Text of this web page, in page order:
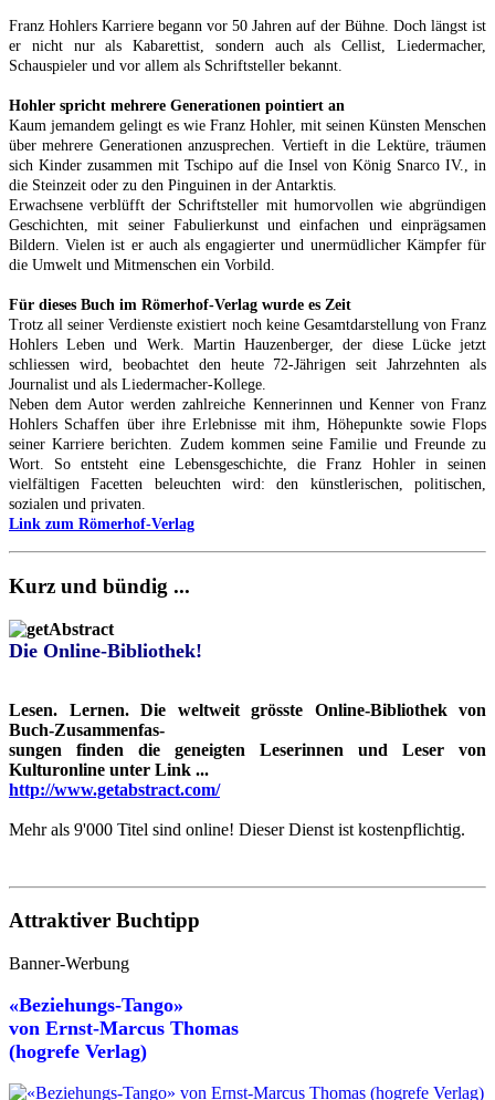
Franz Hohlers Karriere begann vor 50 Jahren auf der Bühne. Doch längst ist
er nicht nur als Kabarettist, sondern auch als Cellist, Liedermacher,
Schauspieler und vor allem als Schriftsteller bekannt.
Hohler spricht mehrere Generationen pointiert an
Kaum jemandem gelingt es wie Franz Hohler, mit seinen Künsten Menschen
über mehrere Generationen anzusprechen. Vertieft in die Lektüre, träumen
sich Kinder zusammen mit Tschipo auf die Insel von König Snarco IV., in
die Steinzeit oder zu den Pinguinen in der Antarktis.
Erwachsene verblüfft der Schriftsteller mit humorvollen wie abgründigen
Geschichten, mit seiner Fabulierkunst und einfachen und einprägsamen
Bildern. Vielen ist er auch als engagierter und unermüdlicher Kämpfer für
die Umwelt und Mitmenschen ein Vorbild.
Für dieses Buch im Römerhof-Verlag wurde es Zeit
Trotz all seiner Verdienste existiert noch keine Gesamtdarstellung von Franz
Hohlers Leben und Werk. Martin Hauzenberger, der diese Lücke jetzt
schliessen wird, beobachtet den heute 72-Jährigen seit Jahrzehnten als
Journalist und als Liedermacher-Kollege.
Neben dem Autor werden zahlreiche Kennerinnen und Kenner von Franz
Hohlers Schaffen über ihre Erlebnisse mit ihm, Höhepunkte sowie Flops
seiner Karriere berichten. Zudem kommen seine Familie und Freunde zu
Wort. So entsteht eine Lebensgeschichte, die Franz Hohler in seinen
vielfältigen Facetten beleuchten wird: den künstlerischen, politischen,
sozialen und privaten.
Link zum Römerhof-Verlag
Kurz und bündig ...
Die Online-Bibliothek!
Lesen. Lernen. Die weltweit grösste Online-Bibliothek von
Buch-Zusammenfas-
sungen finden die geneigten Leserinnen und Leser von
Kulturonline unter Link ...
http://www.getabstract.com/
Mehr als 9'000 Titel sind online! Dieser Dienst ist kostenpflichtig.
Attraktiver Buchtipp
Banner-Werbung
«Beziehungs-Tango»
von Ernst-Marcus Thomas
(hogrefe Verlag)